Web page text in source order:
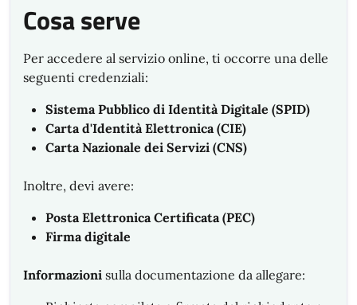
Cosa serve
Per accedere al servizio online, ti occorre una delle
seguenti credenziali:
Sistema Pubblico di Identità Digitale (SPID)
Carta d'Identità Elettronica (CIE)
Carta Nazionale dei Servizi (CNS)
Inoltre, devi avere:
Posta Elettronica Certificata (PEC)
Firma digitale
Informazioni sulla documentazione da allegare: